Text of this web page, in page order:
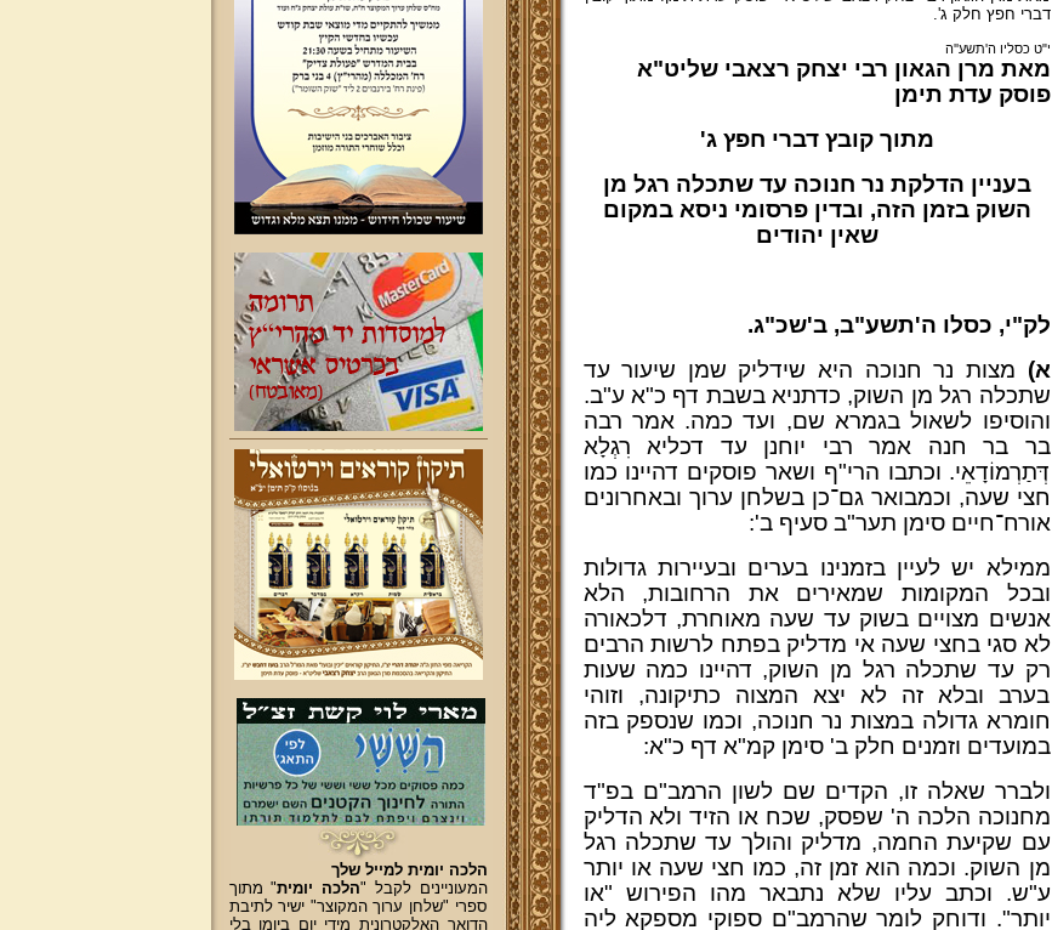
דברי חפץ חלק ג'.
י"ט כסליו ה'תשע''ה
מאת מרן הגאון רבי יצחק רצאבי שליט"א
פוסק עדת תימן
מתוך קובץ דברי חפץ ג'
בעניין הדלקת נר חנוכה עד שתכלה רגל מן
השוק בזמן הזה, ובדין פרסומי ניסא במקום
שאין יהודים
לק"י, כסלו ה'תשע"ב, ב'שכ"ג.
א) מצות נר חנוכה היא שידליק שמן שיעור עד
שתכלה רגל מן השוק, כדתניא בשבת דף כ"א ע"ב.
והוסיפו לשאול בגמרא שם, ועד כמה. אמר רבה
בר בר חנה אמר רבי יוחנן עד דכליא רִגְלָא
דְּתַרְמוֹדָאֵי. וכתבו הרי"ף ושאר פוסקים דהיינו כמו
חצי שעה, וכמבואר גם־כן בשלחן ערוך ובאחרונים
אורח־חיים סימן תער"ב סעיף ב':
ממילא יש לעיין בזמנינו בערים ובעיירות גדולות
ובכל המקומות שמאירים את הרחובות, הלא
אנשים מצויים בשוק עד שעה מאוחרת, דלכאורה
לא סגי בחצי שעה אי מדליק בפתח לרשות הרבים
רק עד שתכלה רגל מן השוק, דהיינו כמה שעות
בערב ובלא זה לא יצא המצוה כתיקונה, וזוהי
חומרא גדולה במצות נר חנוכה, וכמו שנספק בזה
במועדים וזמנים חלק ב' סימן קמ"א דף כ"א:
ולברר שאלה זו, הקדים שם לשון הרמב"ם בפ"ד
מחנוכה הלכה ה' שפסק, שכח או הזיד ולא הדליק
עם שקיעת החמה, מדליק והולך עד שתכלה רגל
מן השוק. וכמה הוא זמן זה, כמו חצי שעה או יותר
ע"ש. וכתב עליו שלא נתבאר מהו הפירוש "או
יותר". ודוחק לומר שהרמב"ם ספוקי מספקא ליה
הלכה יומית למייל שלך
המעוניינים לקבל "הלכה יומית" מתוך
ספרי "שלחן ערוך המקוצר" ישיר לתיבת
הדואר האלקטרונית מידי יום ביומו בלי